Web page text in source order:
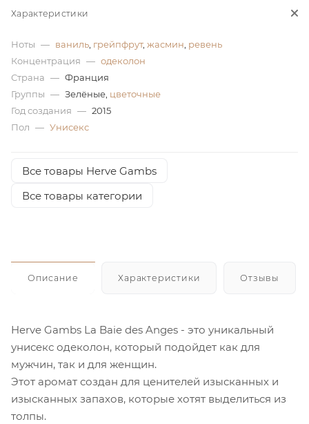
Характеристики
Ноты — ваниль грейпфрут, жасмин ревень
Концентрация — одеколон
Страна — Франция
Группы — Зелёные, цветочные
Год создания — 2015
Пол — Унисекс
Все товары Herve Gambs
Все товары категории
Описание Характеристики Отзывы
Herve Gambs La Baie des Anges - это уникальный
унисекс одеколон, который подойдет как для
мужчин, так и для женщин.
Этот аромат создан для ценителей изысканных и
изысканных запахов, которые хотят выделиться из
толпы.